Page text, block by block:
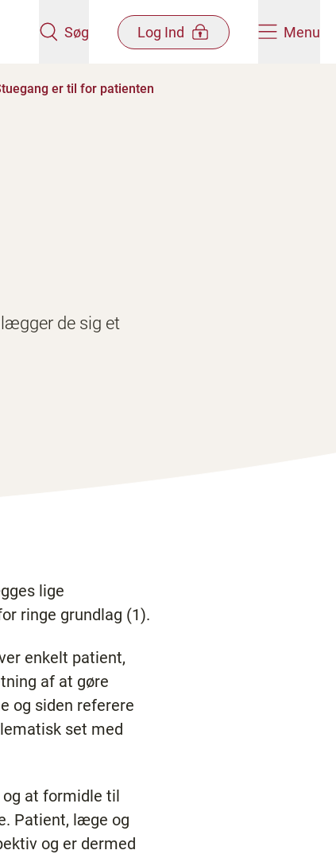
Søg Log Ind Menu
er til for patienten
de sig et
lige
ringe grundlag (1).
enkelt patient,
af at gøre
og siden referere
set med
og at formidle til
Patient, læge og
og er dermed